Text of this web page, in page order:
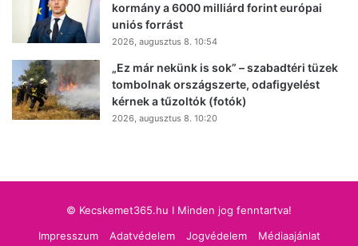
kormány a 6000 milliárd forint európai
uniós forrást
2026, augusztus 8. 10:54
„Ez már nekünk is sok” – szabadtéri tüzek
tombolnak országszerte, odafigyelést
kérnek a tűzoltók (fotók)
2026, augusztus 8. 10:20
© Kecskemet365.hu I Minden jog fenntartva!
Impresszum
Adatvédelem Jogvédelem Médiaajánlat